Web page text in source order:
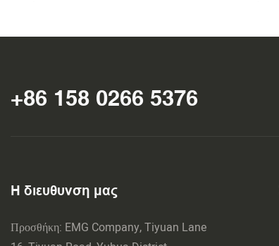
+86 158 0266 5376
Η διευθυνση μας
Προσθήκη: EMG Company, Tiyuan Lane